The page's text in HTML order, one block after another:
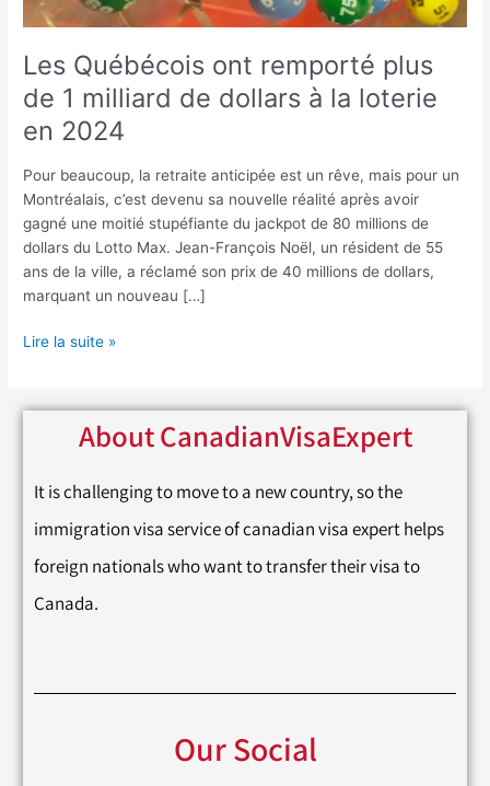
Les Québécois ont remporté plus
de 1 milliard de dollars à la loterie
en 2024
Pour beaucoup, la retraite anticipée est un rêve, mais pour un
Montréalais, c’est devenu sa nouvelle réalité après avoir
gagné une moitié stupéfiante du jackpot de 80 millions de
dollars du Lotto Max. Jean-François Noël, un résident de 55
ans de la ville, a réclamé son prix de 40 millions de dollars,
marquant un nouveau […]
dollars
à
la
loterie
en
2024
Lire la suite »
About CanadianVisaExpert
It is challenging to move to a new country, so the
immigration visa service of canadian visa expert helps
foreign nationals who want to transfer their visa to
Canada.
Our Social